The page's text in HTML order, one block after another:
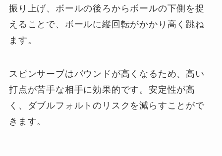
振り上げ、ボールの後ろからボールの下側を捉
えることで、ボールに縦回転がかかり高く跳ね
ます。
スピンサーブはバウンドが高くなるため、高い
打点が苦手な相手に効果的です。安定性が高
く、ダブルフォルトのリスクを減らすことがで
きます。